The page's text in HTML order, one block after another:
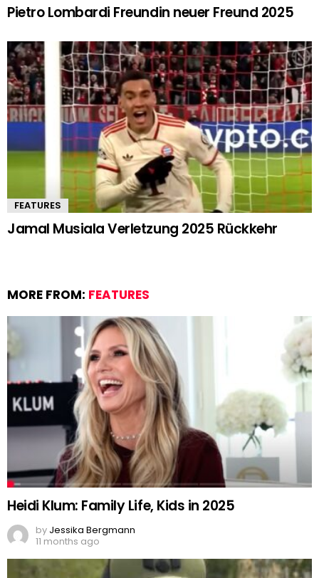
Pietro Lombardi Freundin neuer Freund 2025
FEATURES
Jamal Musiala Verletzung 2025 Rückkehr
MORE FROM: FEATURES
Heidi Klum: Family Life, Kids in 2025
by Jessika Bergmann
11 months ago